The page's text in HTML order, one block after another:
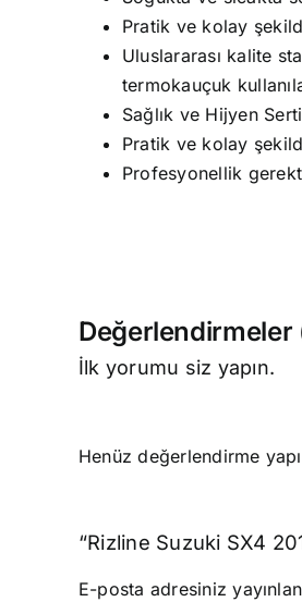
Pratik ve kolay
Uluslararası kalite
termokauçuk
Sağlık ve Hijyen
Pratik ve kolay
Profesyonellik
Değerlendirmeler
İlk yorumu siz yapın.
Henüz değerlendirme
“Rizline Suzuki SX4
E-posta adresiniz